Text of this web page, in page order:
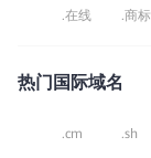
.在线 .商标
热门国际域名
.cm .sh